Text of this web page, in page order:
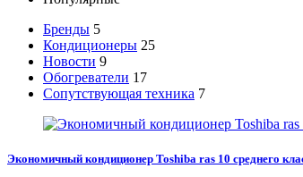
Бренды 5
Кондиционеры 25
Новости 9
Обогреватели 17
Сопутствующая техника 7
Экономичный кондиционер Toshiba ras 10 среднего